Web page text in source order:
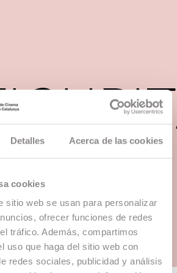
Detalles Acerca de las cookies
cookies
sitio web se usan para personalizar
ofrecer funciones de redes
tráfico. Además, compartimos
uso que haga del sitio web con
redes sociales, publicidad y análisis